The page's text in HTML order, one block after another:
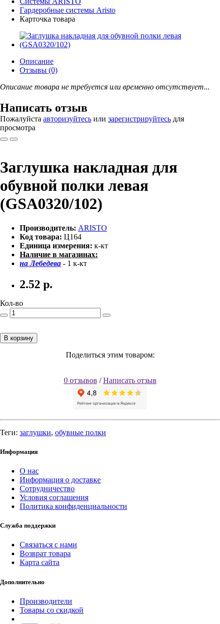
Гардеробные системы Aristo
Карточка товара
Описание
Отзывы (0)
Описание товара не требуется или временно отсутствует...
Написать отзыв
Пожалуйста авторизуйтесь или зарегистрируйтесь для
просмотра
Заглушка накладная для
обувной полки левая
(GSA0320/102)
Производитель: ARISTO
Код товара: Ц164
Единица измерения: к-кт
Наличие в магазинах:
на Лебедева - 1 к-кт
2.52 р.
Кол-во
В корзину
Поделиться этим товаром:
0 отзывов /Написать отзыв
Теги: заглушки, обувные полки
Информация
О нас
Информация о доставке
Сотрудничество
Условия соглашения
Политика конфиденциальности
Служба поддержки
Связаться с нами
Возврат товара
Карта сайта
Дополнительно
Производители
Товары со скидкой